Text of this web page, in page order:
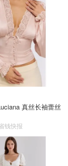
真丝长袖蕾丝
钱快报